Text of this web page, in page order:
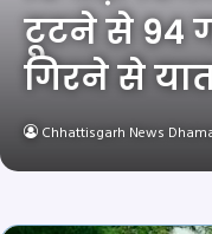
टूटने से 94
गिरने से
Chhattisgarh News